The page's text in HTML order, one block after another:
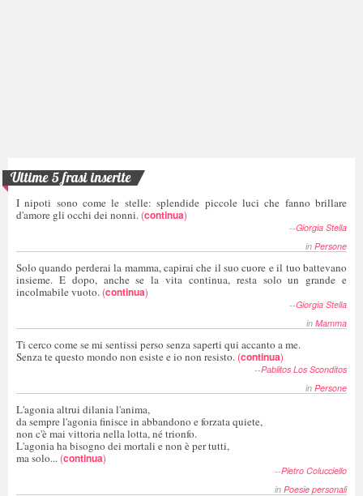
Ultime 5 frasi inserite
I nipoti sono come le stelle: splendide piccole luci che fanno brillare
d'amore gli occhi dei nonni. (continua)
--Giorgia Stella
in Persone
Solo quando perderai la mamma, capirai che il suo cuore e il tuo battevano
insieme. E dopo, anche se la vita continua, resta solo un grande e
incolmabile vuoto. (continua)
--Giorgia Stella
in Mamma
Ti cerco come se mi sentissi perso senza saperti qui accanto a me.
Senza te questo mondo non esiste e io non resisto. (continua)
--Pablitos Los Sconditos
in Persone
L'agonia altrui dilania l'anima,
da sempre l'agonia finisce in abbandono e forzata quiete,
non c'è mai vittoria nella lotta, né trionfo.
L'agonia ha bisogno dei mortali e non è per tutti,
ma solo... (continua)
--Pietro Colucciello
in Poesie personali